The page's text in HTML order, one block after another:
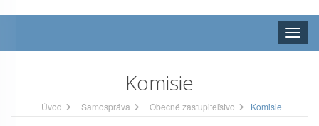
Komisie
Úvod Samospráva Obecné zastupiteľstvo Komisie